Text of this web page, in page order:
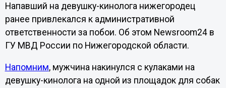
Напавший на девушку-кинолога нижегородец
ранее привлекался к административной
ответственности за побои. Об этом Newsroom24 в
ГУ МВД России по Нижегородской области.
Напомним, мужчина накинулся с кулаками на
девушку-кинолога на одной из площадок для собак